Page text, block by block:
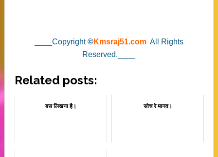
____Copyright©Kmsraj51.com All Rights
Reserved.____
Related posts:
बस लिखना है। सोच रे मानव।